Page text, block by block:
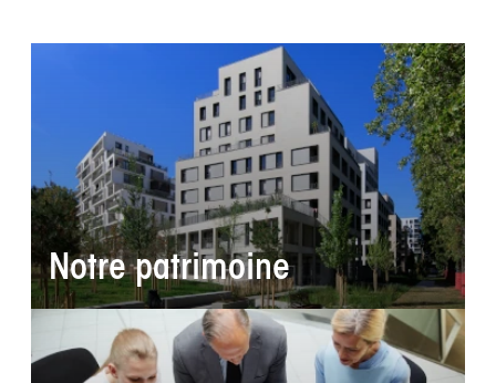
Notre patrimoine